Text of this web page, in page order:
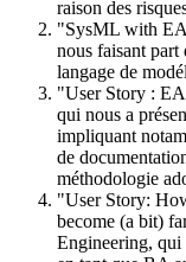
raison des
"SysML with
nous faisant part
langage de
"User Story :
qui nous a
impliquant
de
méthodologie
"User Story:
become (a bit)
Engineering, qui